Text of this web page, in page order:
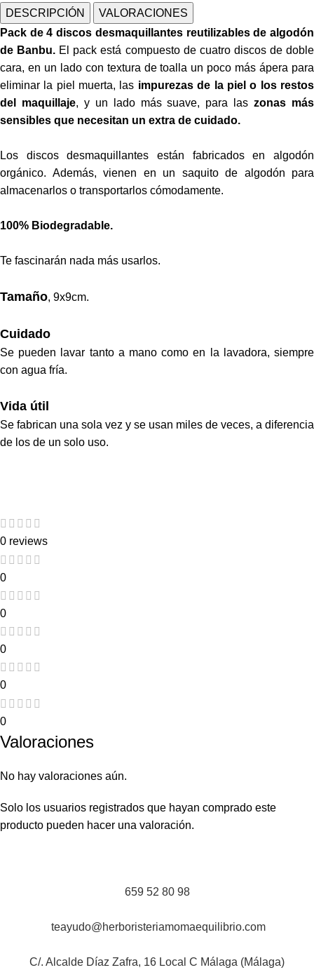
DESCRIPCIÓN
VALORACIONES
Pack de 4 discos desmaquillantes reutilizables de algodón
de Banbu. El pack está compuesto de cuatro discos de doble
cara, en un lado con textura de toalla un poco más ápera para
eliminar la piel muerta, las impurezas de la piel o los restos
del maquillaje, y un lado más suave, para laszonas más
sensibles que necesitan un extra de cuidado.
Los discos desmaquillantes están fabricados en algodón
orgánico. Además, vienen en un saquito de algodón para
almacenarlos o transportarlos cómodamente.
100% Biodegradable.
Te fascinarán nada más usarlos.
Tamaño, 9x9cm.
Cuidado
Se pueden lavar tanto a mano como en la lavadora, siempre
con agua fría.
Vida útil
Se fabrican una sola vez y se usan miles de veces, a diferencia
de los de un solo uso.
0 reviews
0
0
0
0
0
Valoraciones
No hay valoraciones aún.
Solo los usuarios registrados que hayan comprado este
producto pueden hacer una valoración.
659 52 80 98
teayudo@herboristeriamomaequilibrio.com
C/. Alcalde Díaz Zafra, 16 Local C Málaga (Málaga)